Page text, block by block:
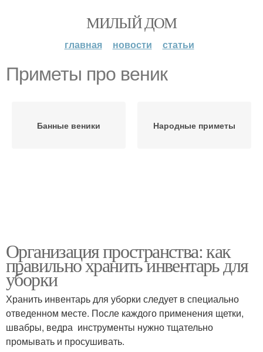
МИЛЫЙ ДОМ
главная новости статьи
Приметы про веник
Банные веники Народные приметы
Организация пространства: как
правильно хранить инвентарь для
уборки
Хранить инвентарь для уборки следует в специально
отведенном месте. После каждого применения щетки,
швабры, ведра инструменты нужно тщательно
промывать и просушивать.